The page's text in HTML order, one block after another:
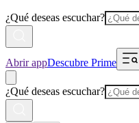
¿Qué deseas escuchar?
Abrir appDescubre Prime
¿Qué deseas escuchar?